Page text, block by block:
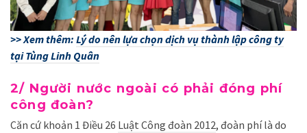
>> Xem thêm: Lý do nên lựa chọn dịch vụ thành lập công ty
tại Tùng Linh Quân
2/ Người nước ngoài có phải đóng phí
công đoàn?
Căn cứ khoản 1 Điều 26 Luật Công đoàn 2012, đoàn phí là do